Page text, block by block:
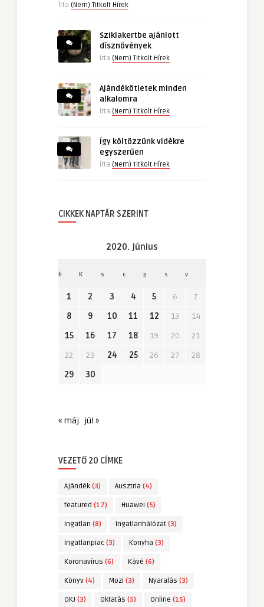
Írta (Nem) Titkolt Hírek
Sziklakertbe ajánlott
dísznövények
írta (Nem) Titkolt Hírek
Ajándékötletek minden
alkalomra
írta (Nem) Titkolt Hírek
Így költözzünk vidékre
egyszerűen
írta (Nem) Titkolt Hírek
CIKKEK NAPTÁR SZERINT
2020. június
h K s c p s v
1 2 3 4 5 6
7
8
9 10 11 12 13
14
15
16 17 18 19 20
21
22
23 24 25 26 27
28
29
30
« máj júl »
VEZETŐ 20 CÍMKE
Ajándék (3) Ausztria (4)
featured (17) Huawei (5)
Ingatlan (8) Ingatlanhálózat (3)
Ingatlanpiac (3) Konyha (3)
Koronavírus (6) Kávé (6)
Könyv (4) Mozi (3) Nyaralás (3)
OKJ (3) Oktatás (5) Online (15)